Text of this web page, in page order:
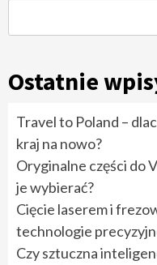
Ostatnie
Travel to Poland –
kraj na nowo?
Oryginalne części do
je wybierać?
Cięcie laserem i
technologie
Czy sztuczna